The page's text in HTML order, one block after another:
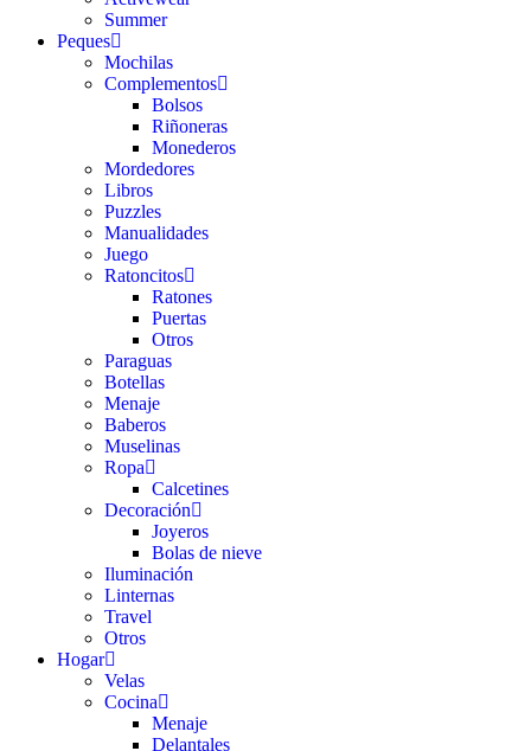
Summer
Peques
Mochilas
Complementos
Bolsos
Riñoneras
Monederos
Mordedores
Libros
Puzzles
Manualidades
Juego
Ratoncitos
Ratones
Puertas
Otros
Paraguas
Botellas
Menaje
Baberos
Muselinas
Ropa
Calcetines
Decoración
Joyeros
Bolas de nieve
Iluminación
Linternas
Travel
Otros
Hogar
Velas
Cocina
Menaje
Delantales